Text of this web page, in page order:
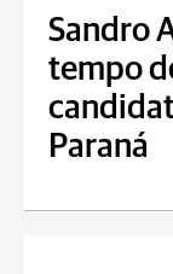
Sandro
tempo
Paraná